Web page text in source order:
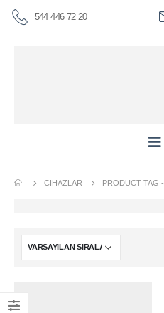
544 446 72 20
CIHAZLAR PRODUCT TAG -